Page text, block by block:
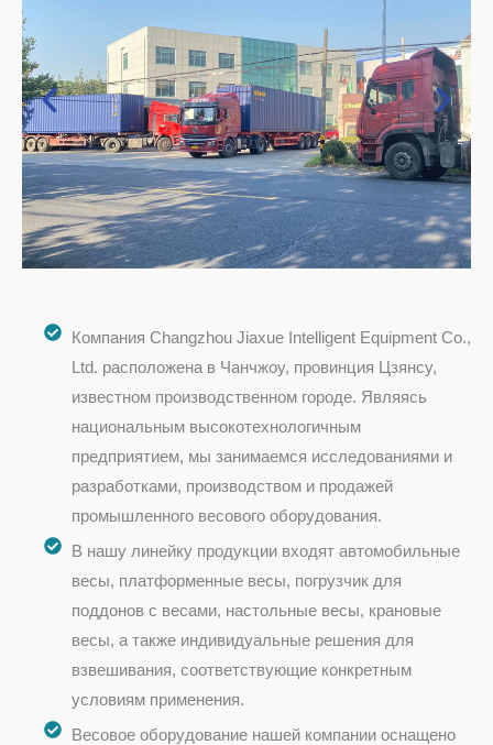
Компания Changzhou Jiaxue Intelligent Equipment Co.,
Ltd. расположена в Чанчжоу, провинция Цзянсу,
известном производственном городе. Являясь
национальным высокотехнологичным
предприятием, мы занимаемся исследованиями и
разработками, производством и продажей
промышленного весового оборудования.
В нашу линейку продукции входят автомобильные
весы, платформенные весы, погрузчик для
поддонов с весами, настольные весы, крановые
весы, а также индивидуальные решения для
взвешивания, соответствующие конкретным
условиям применения.
Весовое оборудование нашей компании оснащено